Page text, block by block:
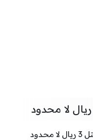
يمكن الاشتراك بباقات حياك عمانتل 3 ريال لا محدود